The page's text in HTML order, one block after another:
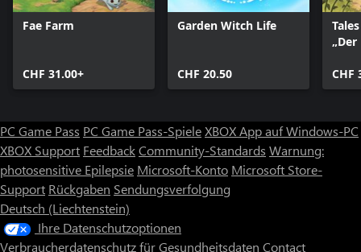
Fae Farm
CHF 31.00+
Garden Witch Life
CHF 20.50
CHF
PC Game Pass PC Game Pass-SpieleXBOX App auf Windows-PC
XBOX Support FeedbackCommunity-Standards Warnung:
photosensitive Epilepsie Microsoft-Konto Microsoft Store-
Support Rückgaben Sendungsverfolgung
Deutsch (Liechtenstein)
Ihre Datenschutzoptionen
Verbraucherdatenschutz für Gesundheitsdaten Contact